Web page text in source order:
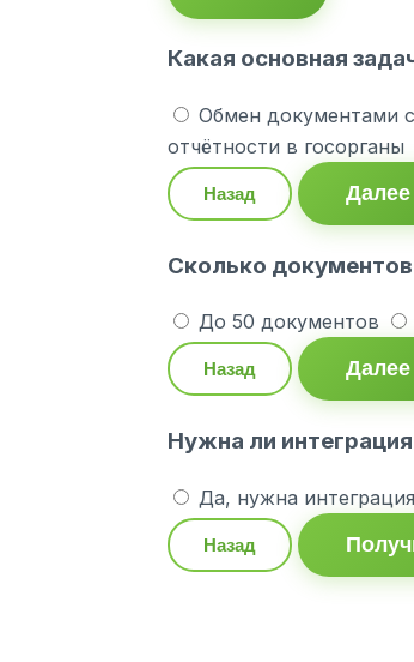
Какая основная
Обмен документами
отчётности в госорганы
Назад Далее
Сколько
До 50 документов
Назад Далее
Нужна ли
Да, нужна
Назад